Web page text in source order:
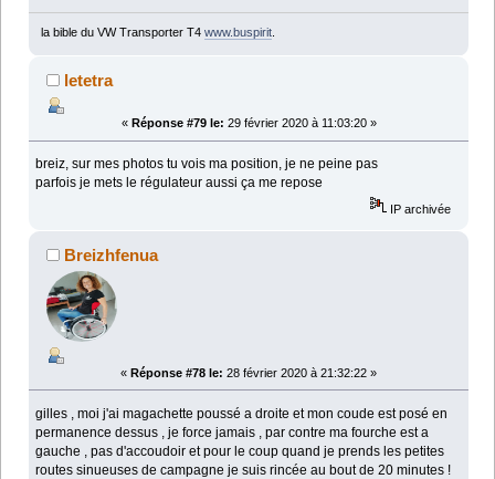
la bible du VW Transporter T4 www.buspirit.
letetra
« Réponse #79 le: 29 février 2020 à 11:03:20 »
breiz, sur mes photos tu vois ma position, je ne peine pas
parfois je mets le régulateur aussi ça me repose
IP archivée
Breizhfenua
« Réponse #78 le: 28 février 2020 à 21:32:22 »
gilles , moi j'ai magachette poussé a droite et mon coude est posé en
permanence dessus , je force jamais , par contre ma fourche est a
gauche , pas d'accoudoir et pour le coup quand je prends les petites
routes sinueuses de campagne je suis rincée au bout de 20 minutes !